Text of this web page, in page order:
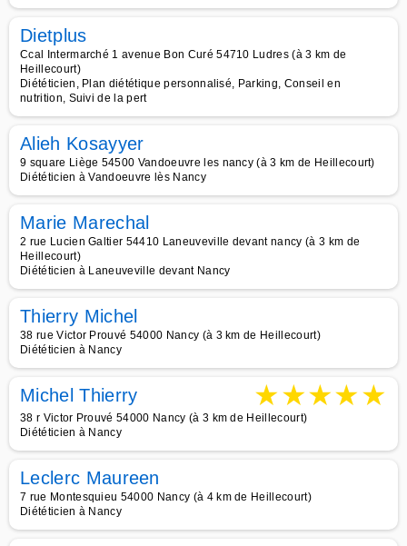
Dietplus
Ccal Intermarché 1 avenue Bon Curé 54710 Ludres (à 3 km de
Heillecourt)
Diététicien, Plan diététique personnalisé, Parking, Conseil en
nutrition, Suivi de la pert
Alieh Kosayyer
9 square Liège 54500 Vandoeuvre les nancy (à 3 km de Heillecourt)
Diététicien à Vandoeuvre lès Nancy
Marie Marechal
2 rue Lucien Galtier 54410 Laneuveville devant nancy (à 3 km de
Heillecourt)
Diététicien à Laneuveville devant Nancy
Thierry Michel
38 rue Victor Prouvé 54000 Nancy (à 3 km de Heillecourt)
Diététicien à Nancy
Michel Thierry ★★★★★
38 r Victor Prouvé 54000 Nancy (à 3 km de Heillecourt)
Diététicien à Nancy
Leclerc Maureen
7 rue Montesquieu 54000 Nancy (à 4 km de Heillecourt)
Diététicien à Nancy